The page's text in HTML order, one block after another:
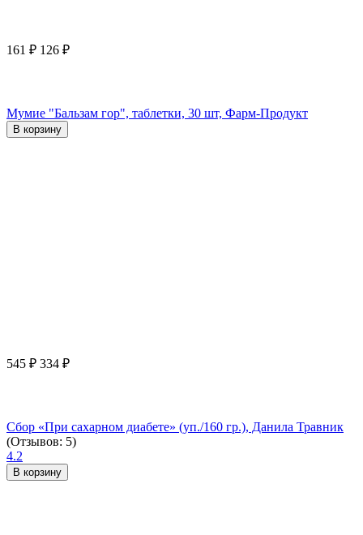
161 ₽ 126 ₽
Мумие "Бальзам гор", таблетки, 30 шт, Фарм-Продукт
В корзину
545 ₽ 334 ₽
Сбор «При сахарном диабете» (уп./160 гр.), Данила Травник
(Отзывов: 5)
4.2
В корзину